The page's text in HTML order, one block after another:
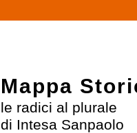
Mappa
le radici al plurale
di Intesa Sanpaolo